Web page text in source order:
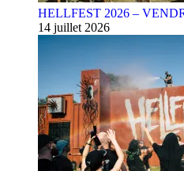
HELLFEST 2026 –
14 juillet 2026